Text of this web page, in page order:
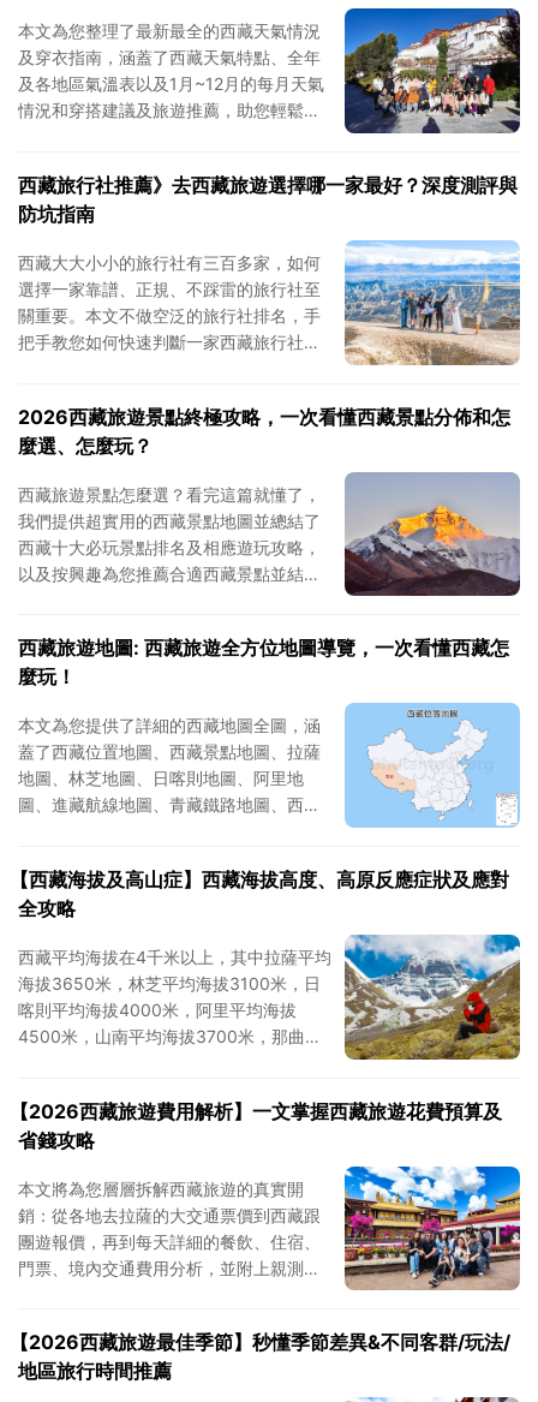
本文為您整理了最新最全的西藏天氣情況
及穿衣指南，涵蓋了西藏天氣特點、全年
及各地區氣溫表以及1月~12月的每月天氣
情況和穿搭建議及旅遊推薦，助您輕鬆找
西藏旅行社推薦》去西藏旅遊選擇哪一家最好？深度測評與
防坑指南
西藏大大小小的旅行社有三百多家，如何
選擇一家靠譜、正規、不踩雷的旅行社至
關重要。本文不做空泛的旅行社排名，手
把手教您如何快速判斷一家西藏旅行社靠
2026西藏旅遊景點終極攻略，一次看懂西藏景點分佈和怎
麼選、怎麼玩？
西藏旅遊景點怎麼選？看完這篇就懂了，
我們提供超實用的西藏景點地圖並總結了
西藏十大必玩景點排名及相應遊玩攻略，
以及按興趣為您推薦合適西藏景點並結合
西藏旅遊地圖: 西藏旅遊全方位地圖導覽，一次看懂西藏怎
麼玩！
本文為您提供了詳細的西藏地圖全圖，涵
蓋了西藏位置地圖、西藏景點地圖、拉薩
地圖、林芝地圖、日喀則地圖、阿里地
圖、進藏航線地圖、青藏鐵路地圖、西藏
【西藏海拔及高山症】西藏海拔高度、高原反應症狀及應對
全攻略
西藏平均海拔在4千米以上，其中拉薩平均
海拔3650米，林芝平均海拔3100米，日
喀則平均海拔4000米，阿里平均海拔
4500米，山南平均海拔3700米，那曲平
【2026西藏旅遊費用解析】一文掌握西藏旅遊花費預算及
省錢攻略
本文將為您層層拆解西藏旅遊的真實開
銷：從各地去拉薩的大交通票價到西藏跟
團遊報價，再到每天詳細的餐飲、住宿、
門票、境內交通費用分析，並附上親測有
【2026西藏旅遊最佳季節】秒懂季節差異&不同客群/玩法/
地區旅行時間推薦